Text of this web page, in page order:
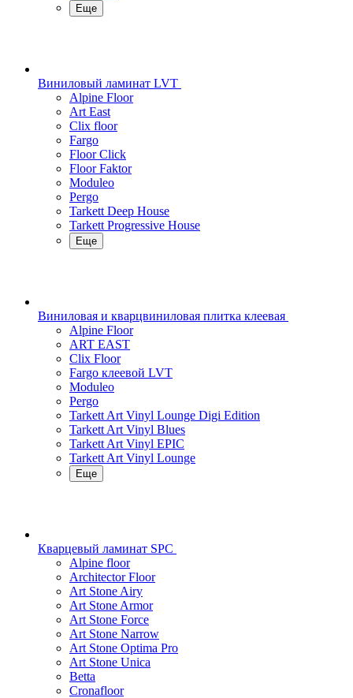
Еще
Виниловый ламинат LVT
Alpine Floor
Art East
Clix floor
Fargo
Floor Click
Floor Faktor
Moduleo
Pergo
Tarkett Deep House
Tarkett Progressive House
Еще
Виниловая и кварцвиниловая плитка клеевая
Alpine Floor
ART EAST
Clix Floor
Fargo клеевой LVT
Moduleo
Pergo
Tarkett Art Vinyl Lounge Digi Edition
Tarkett Art Vinyl Blues
Tarkett Art Vinyl EPIC
Tarkett Art Vinyl Lounge
Еще
Кварцевый ламинат SPC
Alpine floor
Architector Floor
Art Stone Airy
Art Stone Armor
Art Stone Force
Art Stone Narrow
Art Stone Optima Pro
Art Stone Unica
Betta
Cronafloor